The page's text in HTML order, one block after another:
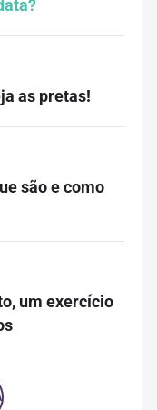
as pretas!
são e como
um exercício